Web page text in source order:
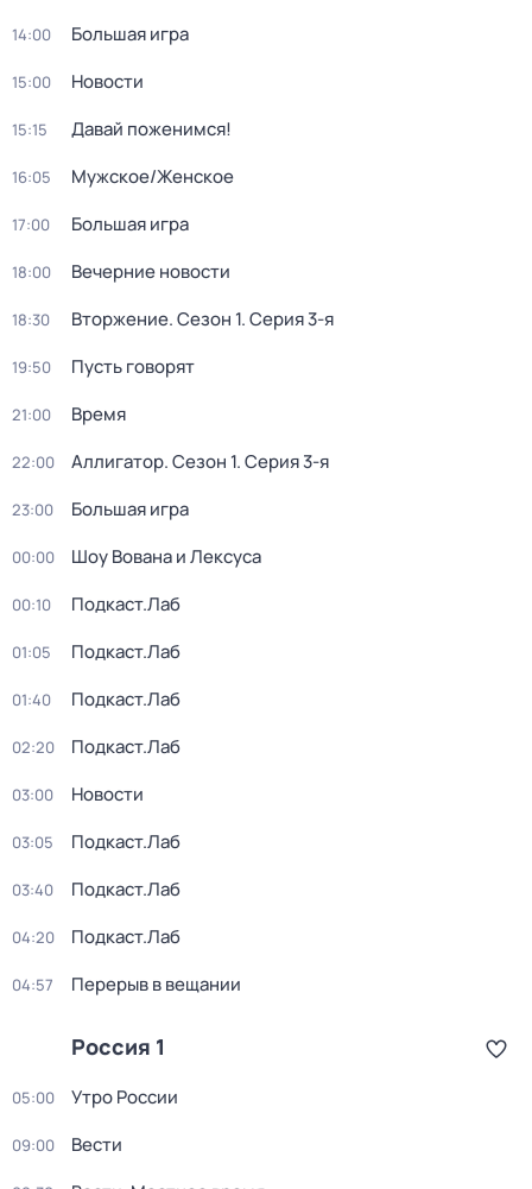
14:00 Большая игра
15:00 Новости
15:15 Давай поженимся!
16:05 Мужское/Женское
17:00 Большая игра
18:00 Вечерние новости
18:30 Вторжение. Сезон 1. Серия 3-я
19:50 Пусть говорят
21:00 Время
22:00 Аллигатор. Сезон 1. Серия 3-я
23:00 Большая игра
00:00 Шоу Вована и Лексуса
00:10 Подкаст.Лаб
01:05 Подкаст.Лаб
01:40 Подкаст.Лаб
02:20 Подкаст.Лаб
03:00 Новости
03:05 Подкаст.Лаб
03:40 Подкаст.Лаб
04:20 Подкаст.Лаб
04:57 Перерыв в вещании
Россия 1
05:00 Утро России
09:00 Вести